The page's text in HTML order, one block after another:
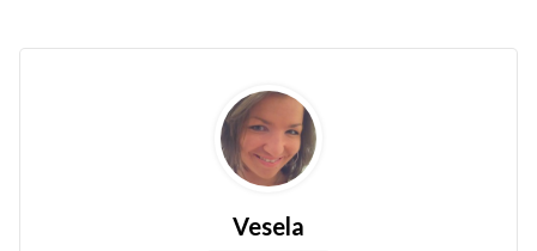
Vesela